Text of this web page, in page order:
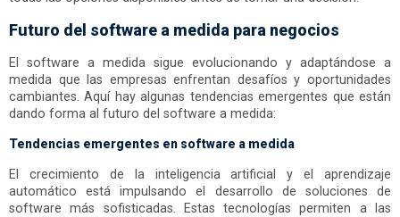
Futuro del software a medida para negocios
El software a medida sigue evolucionando y adaptándose a
medida que las empresas enfrentan desafíos y oportunidades
cambiantes. Aquí hay algunas tendencias emergentes que están
dando forma al futuro del software a medida:
Tendencias emergentes en software a medida
El crecimiento de la inteligencia artificial y el aprendizaje
automático está impulsando el desarrollo de soluciones de
software más sofisticadas. Estas tecnologías permiten a las